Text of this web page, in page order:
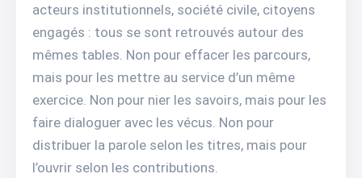
acteurs institutionnels, société civile, citoyens
engagés : tous se sont retrouvés autour des
mêmes tables. Non pour effacer les parcours,
mais pour les mettre au service d’un même
exercice. Non pour nier les savoirs, mais pour les
faire dialoguer avec les vécus. Non pour
distribuer la parole selon les titres, mais pour
l’ouvrir selon les contributions.